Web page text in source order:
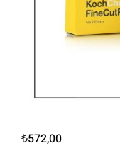
₺572,00